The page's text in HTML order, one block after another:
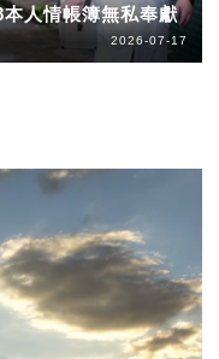
人情帳簿無私奉獻
2026-07-17